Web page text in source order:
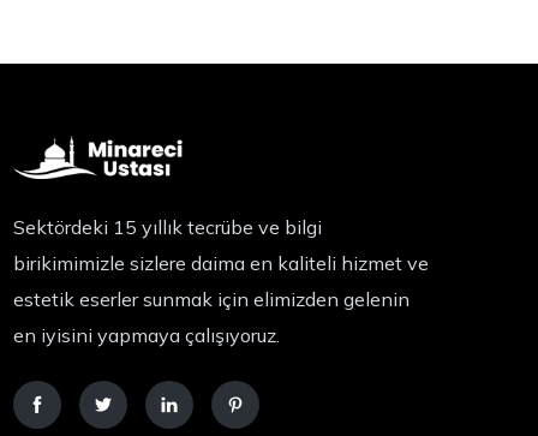
Sektördeki 15 yıllık tecrübe ve bilgi
birikimimizle sizlere daima en kaliteli hizmet ve
estetik eserler sunmak için elimizden gelenin
en iyisini yapmaya çalışıyoruz.